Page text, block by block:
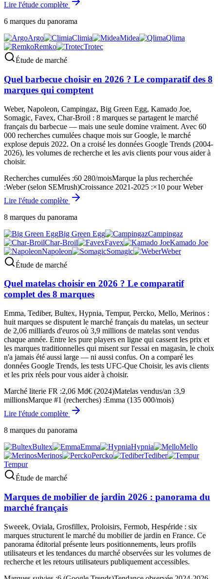
Lire l'étude complète
6 marques du panorama
Argo
Climia Midea
Qlima
Remko
Trotec
Étude de marché
Quel barbecue choisir en 2026 ? Le comparatif des 8
marques qui comptent
Weber, Napoleon, Campingaz, Big Green Egg, Kamado Joe,
Somagic, Favex, Char-Broil : 8 marques se partagent le marché
français du barbecue — mais une seule domine vraiment. Avec 60
000 recherches cumulées chaque mois sur Google, le marché
explose depuis 2022. On a croisé les données Google Trends (2004-
2026), les volumes de recherche et les avis clients pour vous aider à
choisir.
Recherches cumulées :60 280/moisMarque la plus recherchée
:Weber (selon SEMrush)Croissance 2021-2025 :×10 pour Weber
Lire l'étude complète
8 marques du panorama
Big Green Egg
Campingaz
Char-Broil
Favex
Kamado Joe
Napoleon
Somagic
Weber
Étude de marché
Quel matelas choisir en 2026 ? Le comparatif
complet des 8 marques
Emma, Tediber, Bultex, Hypnia, Tempur, Percko, Mello, Merinos :
huit marques se disputent le marché français du matelas, un secteur
de 2,06 milliards d'euros où 3,9 millions de matelas sont vendus
chaque année. Entre les pure players en ligne qui cassent les prix et
les marques traditionnelles qui misent sur l'essai en magasin, le choix
n'a jamais été aussi large — ni aussi confus. On a comparé les
données Google Trends, les tests UFC-Que Choisir, les avis clients
et les prix réels pour vous aider à choisir.
Marché literie FR :2,06 Md€ (2024)Matelas vendus/an :3,9
millionsMarque #1 (recherches) :Emma (135 000/mois)
Lire l'étude complète
8 marques du panorama
Bultex
Emma Hypnia
Mello
Merinos
Percko
Tediber
Tempur
Étude de marché
Marques de mobilier de jardin 2026 : panorama du
marché français
Sweeek, Oviala, Grosfillex, Proloisirs, Fermob, Hespéride : six
marques structurent le marché du mobilier de jardin en France. Ce
panorama éditorial présente leurs positionnements, leurs profils
utilisateurs et les tendances du marché observées sur les volumes de
recherche et les retours utilisateurs publiquement accessibles.